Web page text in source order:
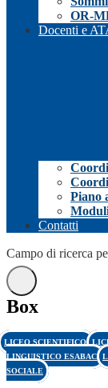
OR-
Docenti e
Piano
Contatti
Campo di ricerca
Box
LICEO SCIENTIFICO
LINGUISTICO ESABAC
SOCIALE